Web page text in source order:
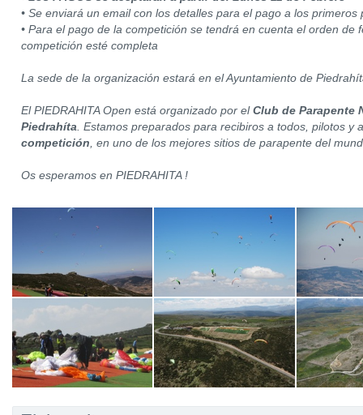
• Se enviará un email con los detalles para el pago a los primeros
• Para el pago de la competición se tendrá en cuenta el orden de
competición esté completa
La sede de la organización estará en el Ayuntamiento de
El PIEDRAHITA Open está organizado por elClub de Parapente
Piedrahíta . Estamos preparados para recibiros a todos, pilotos y
competición , en uno de los mejores sitios de parapente del
Os esperamos en PIEDRAHITA !